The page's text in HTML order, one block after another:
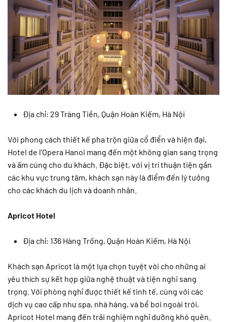
Địa chỉ: 29 Tràng Tiền, Quận Hoàn Kiếm, Hà Nội
Với phong cách thiết kế pha trộn giữa cổ điển và hiện đại,
Hotel de l’Opera Hanoi mang đến một không gian sang trọng
và ấm cúng cho du khách. Đặc biệt, với vị trí thuận tiện gần
các khu vực trung tâm, khách sạn này là điểm đến lý tưởng
cho các khách du lịch và doanh nhân.
Apricot Hotel
Địa chỉ: 136 Hàng Trống, Quận Hoàn Kiếm, Hà Nội
Khách sạn Apricot là một lựa chọn tuyệt vời cho những ai
yêu thích sự kết hợp giữa nghệ thuật và tiện nghi sang
trọng. Với phòng nghỉ được thiết kế tinh tế, cùng với các
dịch vụ cao cấp như spa, nhà hàng, và bể bơi ngoài trời,
Apricot Hotel mang đến trải nghiệm nghỉ dưỡng khó quên.